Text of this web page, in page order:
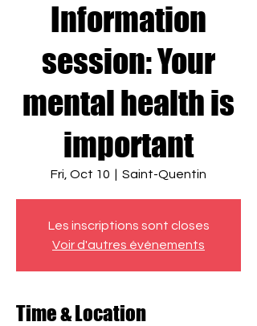
Information
session: Your
mental health is
important
Fri, Oct 10 Saint-Quentin
Les inscriptions sont closes
Voir d'autres événements
Time & Location